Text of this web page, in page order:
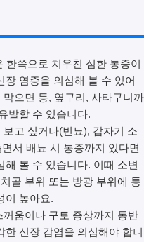
한쪽으로 치우친 심한 통증이
장 염증을 의심해 볼 수 있어
으면 등, 옆구리, 사타구니까
발할 수 있습니다.
보고 싶거나(빈뇨), 갑자기 소
서 배뇨 시 통증까지 있다면
볼 수 있습니다. 이때 소변
골 부위 또는 방광 부위에 통
이 높아요.
움이나 구토 증상까지 동반
신장 감염을 의심해야 합니